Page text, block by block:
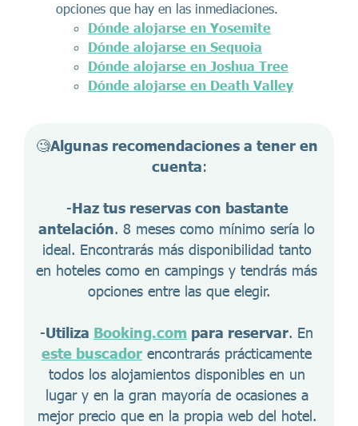
opciones que hay en las inmediaciones.
Dónde alojarse en Yosemite
Dónde alojarse en Sequoia
Dónde alojarse en Joshua Tree
Dónde alojarse en Death Valley
🧐Algunas recomendaciones a tener en
cuenta:
-Haz tus reservas con bastante
antelación. 8 meses como mínimo sería lo
ideal. Encontrarás más disponibilidad tanto
en hoteles como en campings y tendrás más
opciones entre las que elegir.
-Utiliza Booking.com para reservar
este buscador encontrarás prácticamente
todos los alojamientos disponibles en un
lugar y en la gran mayoría de ocasiones a
mejor precio que en la propia web del hotel.